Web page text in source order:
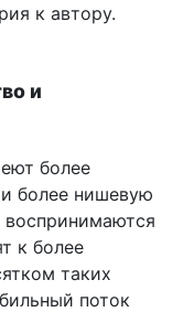
к автору.
и
более
более нишевую
к более
таких
поток